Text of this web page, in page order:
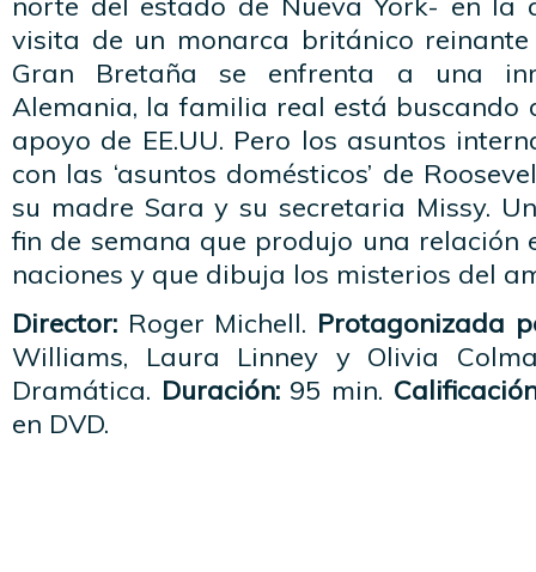
visita de un monarca británico
Gran Bretaña se enfrenta a una
Alemania, la familia real está buscando
apoyo de EE.UU. Pero los asuntos
con las ‘asuntos domésticos’ de
su madre Sara y su secretaria Missy.
fin de semana que produjo una relación
naciones y que dibuja los misterios del
Director: Roger Michell. Protagonizada
Williams, Laura Linney y Olivia
Dramática. Duración:95 min.
en DVD.